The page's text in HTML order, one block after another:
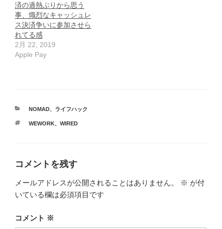
済の過熱ぶりから思う
事、熾烈なキャッシュレ
ス決済争いに参加させら
れてる感
2月 22, 2019
Apple Pay
カ
ゴ
NOMAD、 ライフハック
タ
WEWORK、 WIRED
コメントを残す
メールアドレスが公開されることはありません。 ※ が付
いている欄は必須項目です
コメント ※